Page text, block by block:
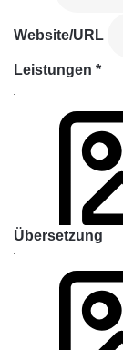
Website/URL
Leistungen *
Übersetzung